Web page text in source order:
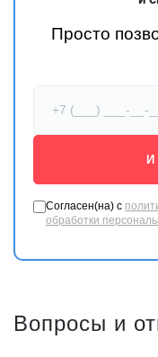
набор включены: бочка,
песочные часы.
Просто
Согласен(на) с
обработки
Вопросы и